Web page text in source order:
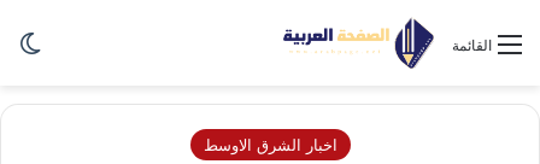
القائمة
اخبار الشرق الاوسط